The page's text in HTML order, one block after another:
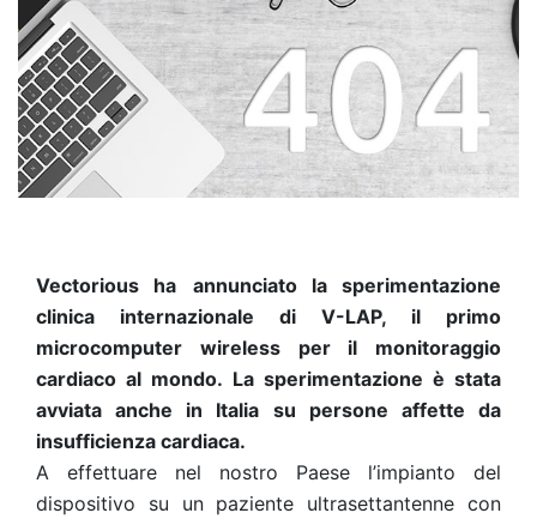
Vectorious ha
annunciato la sperimentazione
clinica internazionale di V-LAP, il primo
microcomputer wireless per il monitoraggio
cardiaco al mondo. La sperimentazione è stata
avviata anche in Italia su persone affette da
insufficienza cardiaca.
A effettuare nel nostro Paese l’impianto del
dispositivo su un paziente ultrasettantenne con